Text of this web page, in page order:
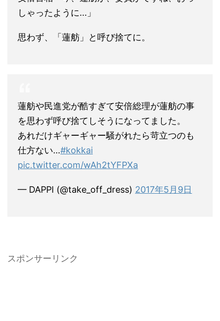
しゃったように...」
思わず、「蓮舫」と呼び捨てに。
蓮舫や民進党が酷すぎて安倍総理が蓮舫の事
を思わず呼び捨てしそうになってました。
あれだけギャーギャー騒がれたら苛立つのも
仕方ない…#kokkai
pic.twitter.com/wAh2tYFPXa
— DAPPI (@take_off_dress) 2017年5月9日
スポンサーリンク